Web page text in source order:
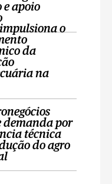
e apoio
o
da
na
demanda por
técnica
do agro